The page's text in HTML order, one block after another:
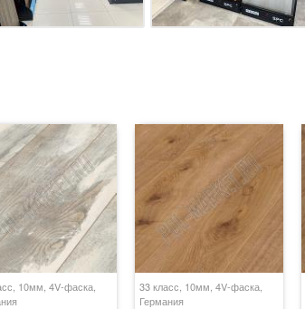
10мм, 4V-фаска,
33 класс, 10мм, 4V-фаска,
Германия